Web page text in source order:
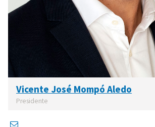
Vicente José Mompó Aledo
Presidente